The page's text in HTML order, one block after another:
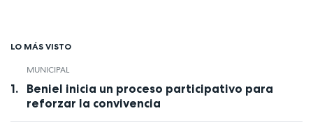
LO MÁS VISTO
MUNICIPAL
Beniel inicia un proceso participativo para
reforzar la convivencia